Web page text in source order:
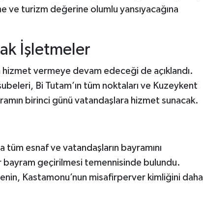
ve turizm değerine olumlu yansıyacağına
İşletmeler
hizmet vermeye devam edeceği de açıklandı.
şubeleri, Bi Tutam’ın tüm noktaları ve Kuzeykent
birinci günü vatandaşlara hizmet sunacak.
tüm esnaf ve vatandaşların bayramını
geçirilmesi temennisinde bulundu.
Kastamonu’nun misafirperver kimliğini daha